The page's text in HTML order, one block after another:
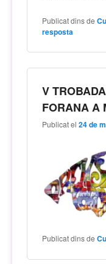
Publicat dins de
resposta
V
FORANA A
Publicat el24 de
Publicat dins de